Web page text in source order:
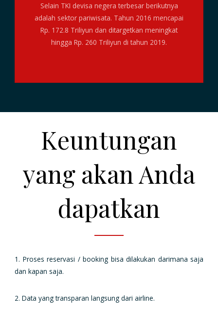
Selain TKI devisa negera terbesar berikutnya
adalah sektor pariwisata. Tahun 2016 mencapai
Rp. 172.8 Triliyun dan ditargetkan meningkat
hingga Rp. 260 Triliyun di tahun 2019.
Keuntungan
yang akan Anda
dapatkan
1. Proses reservasi / booking bisa dilakukan darimana saja
dan kapan saja.
2. Data yang transparan langsung dari airline.